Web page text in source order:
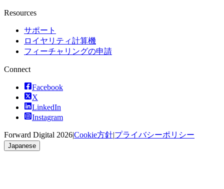
Resources
サポート
ロイヤリティ計算機
フィーチャリングの申請
Connect
Facebook
X
LinkedIn
Instagram
Forward Digital 2026|Cookie方針|プライバシーポリシー
Japanese